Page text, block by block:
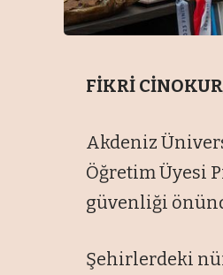
FİKRİ
Akdeniz
Öğretim Üyesi
güvenliği
Şehirlerdeki